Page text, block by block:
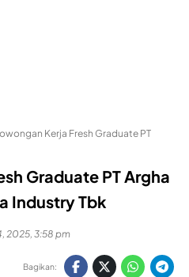
Kerja Fresh Graduate PT
Graduate PT Argha
Industry Tbk
2025, 3:58 pm
Bagikan: